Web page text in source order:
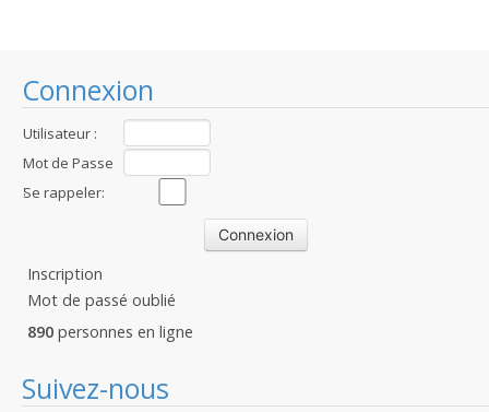
Connexion
Utilisateur :
Mot de Passe
:Se rappeler:
Inscription
Mot de passé oublié
890 personnes en ligne
Suivez-nous